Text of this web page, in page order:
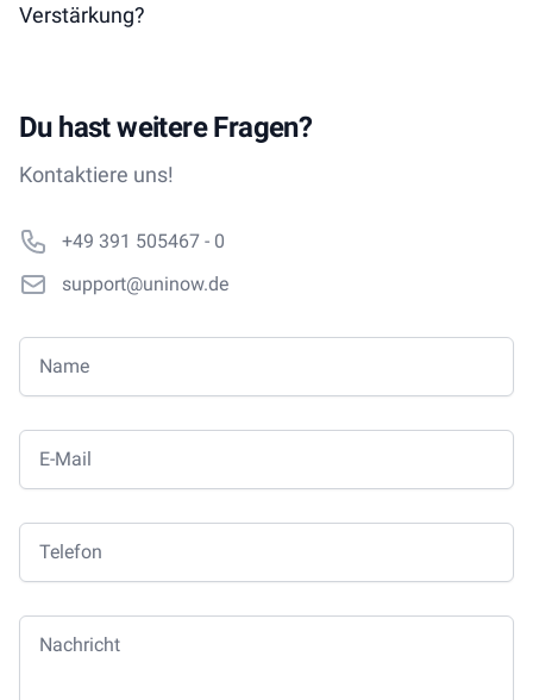
Verstärkung?
Du hast weitere Fragen?
Kontaktiere uns!
Phone number
+49 391 505467 - 0
Emailsupport@uninow.de
Name
E-Mail
Telefon
Nachricht